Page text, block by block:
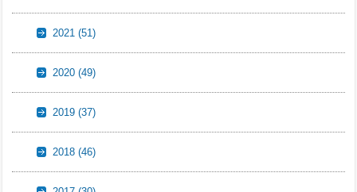
2021(51)
2020(49)
2019(37)
2018(46)